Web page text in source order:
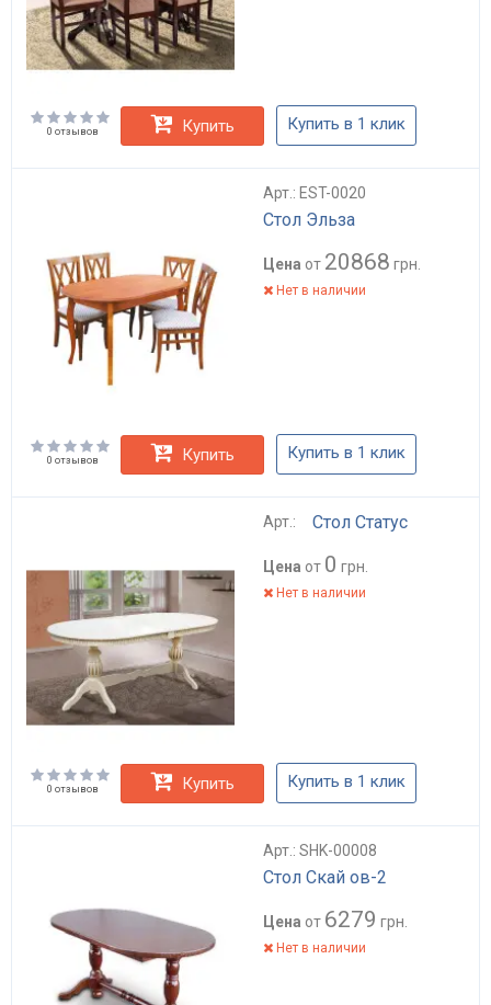
0 отзывов Купить Купить в 1 клик
Арт.: EST-0020
Стол Эльза
Цена от 20868 грн.
Нет в наличии
0 отзывов Купить Купить в 1 клик
Арт.: Стол Статус
Цена от 0 грн.
Нет в наличии
0 отзывов Купить Купить в 1 клик
Арт.: SHK-00008
Стол Скай ов-2
Цена от 6279 грн.
Нет в наличии